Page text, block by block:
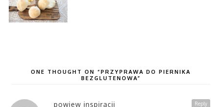
ONE THOUGHT ON “PRZYPRAWA DO PIERNIKA
BEZGLUTENOWA”
powiew inspiracji Reply